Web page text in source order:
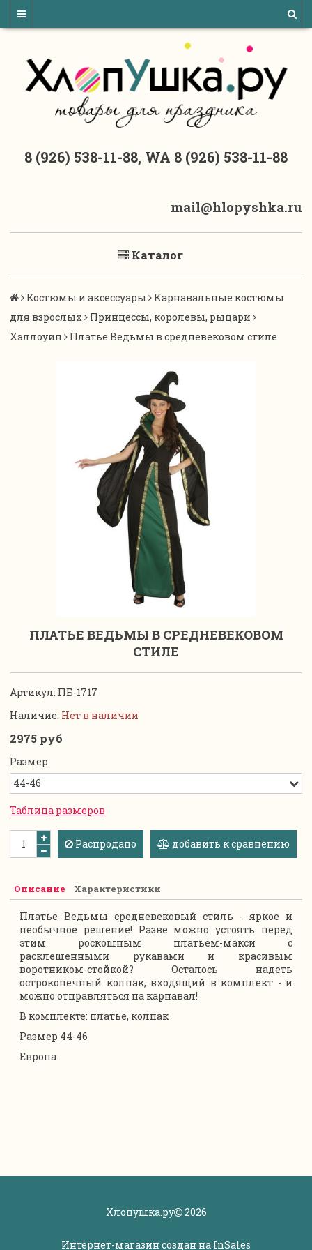
8 (926) 538-11-88, WA 8 (926) 538-11-88
mail@hlopyshka.ru
Каталог
Костюмы и аксессуары
Карнавальные костюмы
для взрослых
Принцессы, королевы, рыцари
Хэллоуин
Платье Ведьмы в средневековом стиле
ПЛАТЬЕ ВЕДЬМЫ В СРЕДНЕВЕКОВОМ
СТИЛЕ
Артикул: ПБ-1717
Наличие: Нет в наличии
2975 руб
Размер
Таблица размеров
Распродано добавить к сравнению
Описание Характеристики
Платье Ведьмы средневековый стиль - яркое и
необычное решение! Разве можно устоять перед
этим роскошным платьем-макси с
расклешенными рукавами и красивым
воротником-стойкой? Осталось надеть
остроконечный колпак, входящий в комплект - и
можно отправляться на карнавал!
В комплекте: платье, колпак
Размер 44-46
Европа
Хлопушка.ру 2026
Интернет-магазин создан на InSales